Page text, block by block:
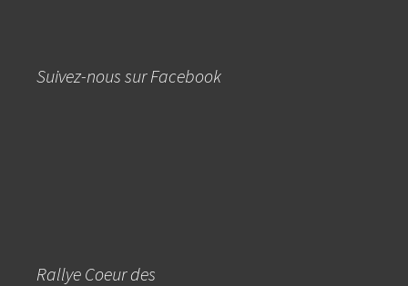
Suivez-nous sur Facebook
Rallye Coeur des